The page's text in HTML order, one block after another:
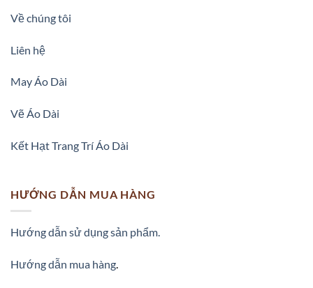
Về chúng tôi
Liên hệ
May Áo Dài
Vẽ Áo Dài
Kết Hạt Trang Trí Áo Dài
HƯỚNG DẪN MUA HÀNG
Hướng dẫn sử dụng sản phẩm.
Hướng dẫn mua hàng.